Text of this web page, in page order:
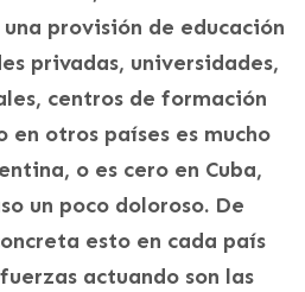
provisión de educación
privadas, universidades,
centros de formación
en otros países es mucho
o es cero en Cuba,
un poco doloroso. De
esto en cada país
actuando son las